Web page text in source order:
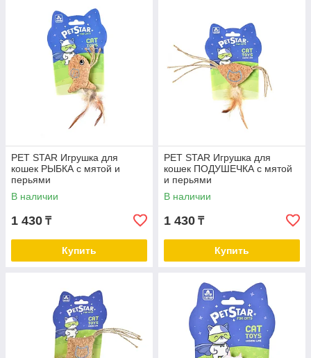
PET STAR Игрушка для
кошек РЫБКА с мятой и
перьями
В наличии
1 430 ₸
Купить
PET STAR Игрушка для
кошек ПОДУШЕЧКА с мятой
и перьями
В наличии
1 430 ₸
Купить